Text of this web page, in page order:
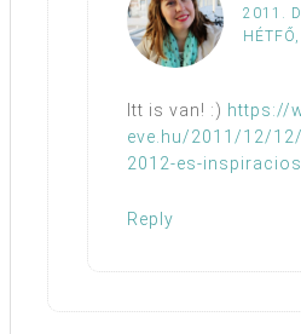
2011.
Itt is van! :) https://
eve.hu/2011/12/
2012-es-
Reply